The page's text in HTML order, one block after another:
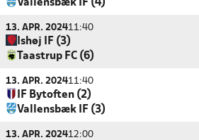
Vallensbæk IF (4)
13. APR. 202411:40
Ishøj IF (3)
Taastrup FC (6)
13. APR. 202411:40
IF Bytoften (2)
Vallensbæk IF (3)
13. APR. 202412:00